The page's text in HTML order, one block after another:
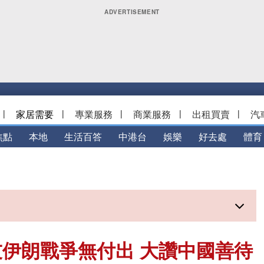
| 家居需要 | 專業服務 | 商業服務 | 出租買賣 |
汽
點
本地 生活百答 中港台 娛樂 好去處 體育
朗戰爭無付出 大讚中國善待